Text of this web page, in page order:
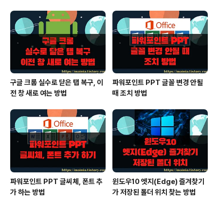
구글 크롬 실수로 닫은 탭 복구, 이
전 창 새로 여는 방법
파워포인트 PPT 글꼴 변경 안될
때 조치 방법
파워포인트 PPT 글씨체, 폰트 추
가 하는 방법
윈도우10 엣지(Edge) 즐겨찾기
가 저장된 폴더 위치 찾는 방법